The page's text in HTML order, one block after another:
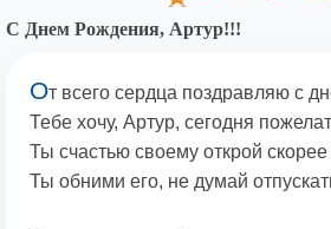
С Днем Рождения, Артур!!!
От всего сердца поздравляю с
Тебе хочу, Артур, сегодня
Ты счастью своему открой
Ты обними его, не думай